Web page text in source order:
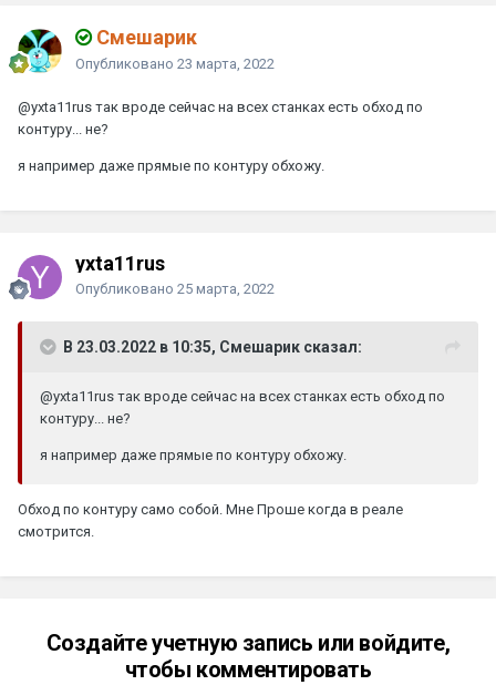
Смешарик
Опубликовано 23 марта, 2022
@yxta11rus так вроде сейчас на всех станках есть обход по
контуру... не?
я например даже прямые по контуру обхожу.
yxta11rus
Опубликовано 25 марта, 2022
В 23.03.2022 в 10:35, Смешарик сказал:
@yxta11rus так вроде сейчас на всех станках есть обход по
контуру... не?
я например даже прямые по контуру обхожу.
Обход по контуру само собой. Мне Проше когда в реале
смотрится.
Создайте учетную запись или войдите,
чтобы комментировать